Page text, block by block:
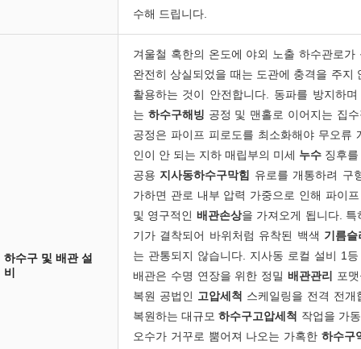
수해 드립니다.
하수구 및 배관 설
비
겨울철 혹한의 온도에 야외 노출 하수관로
완전히 상실되었을 때는 도관에 충격을 주지
활용하는 것이 안전합니다. 동파를 방지하
는 하수구해빙 공정 및 맨홀로 이어지는 집
공정은 파이프 피로도를 최소화해야 무오류
인이 안 되는 지하 매립부의 미세 누수징후를
공용 지사동하수구막힘 유로를 개통하려 구
가하면 관로 내부 압력 가중으로 인해 파이
및 영구적인 배관손상을 가져오게 됩니다.
기가 결착되어 바위처럼 유착된 백색 기름슬
는 관통되지 않습니다. 지사동 로컬 설비 1
배관은 수명 연장을 위한 정밀 배관관리
포
복원 공법인
고압세척 스케일링을 전격 전
복원하는 대규모하수구고압세척 작업을 가
오수가 거꾸로 뿜어져 나오는 가혹한하수구